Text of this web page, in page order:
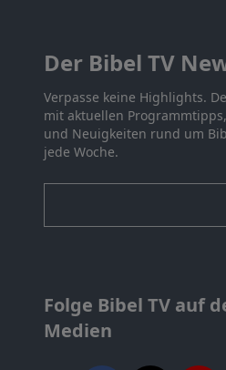
Der Bibel TV
Verpasse keine Highlights.
mit aktuellen
und Neuigkeiten rund um
jede Woche.
Folge Bibel TV auf
Medien